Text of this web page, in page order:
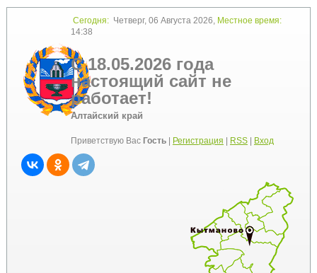
Сегодня:Четверг, 06 Августа 2026, Местное время:
14:38
С 18.05.2026 года
настоящий сайт не
работает!
Алтайский край
Приветствую Вас Гость| Регистрация RSS| Вход